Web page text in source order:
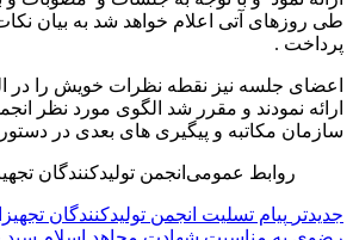
طی روزهای آتی اعلام خواهد شد به بیان
پرداخت .
اعضای جلسه نیز نقطه نظرات خویش را در
ارائه نمودند و مقرر شد الگوی مورد نظر
سازمان مکاتبه و پیگیری های بعدی در دستور
روابط عمومی‌انجمن تولیدکنندگان
جدیدتر پیام تسلیت انجمن تولیدکنندگان